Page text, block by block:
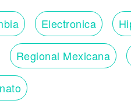
Electronica
Regional Mexicana